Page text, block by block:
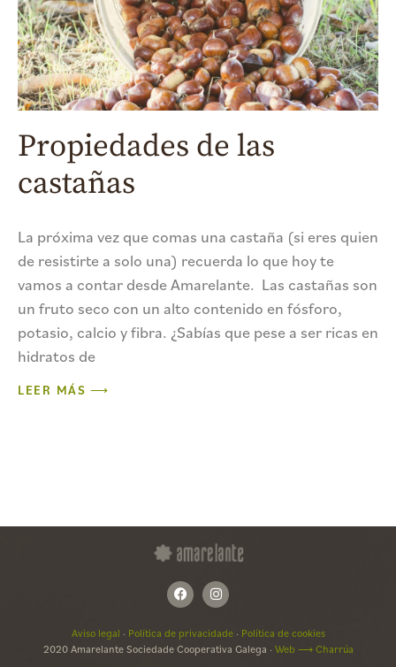
Propiedades de las
castañas
La próxima vez que comas una castaña (si eres quien
de resistirte a solo una) recuerda lo que hoy te
vamos a contar desde Amarelante. Las castañas son
un fruto seco con un alto contenido en fósforo,
potasio, calcio y fibra. ¿Sabías que pese a ser ricas en
hidratos de
LEER MÁS ⟶
Aviso legal · Política de privacidade· Política de cookies
2020 Amarelante Sociedade Cooperativa Galega · Web ⟶ Charrúa